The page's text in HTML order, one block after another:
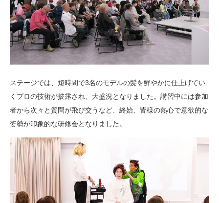
ステージでは、短時間で3名のモデルの髪を鮮やかに仕上げてい
くプロの技術が披露され、大盛況となりました。講習中には参加
者から次々と質問が飛び交うなど、終始、皆様の熱心で意欲的な
姿勢が印象的な研修会となりました。